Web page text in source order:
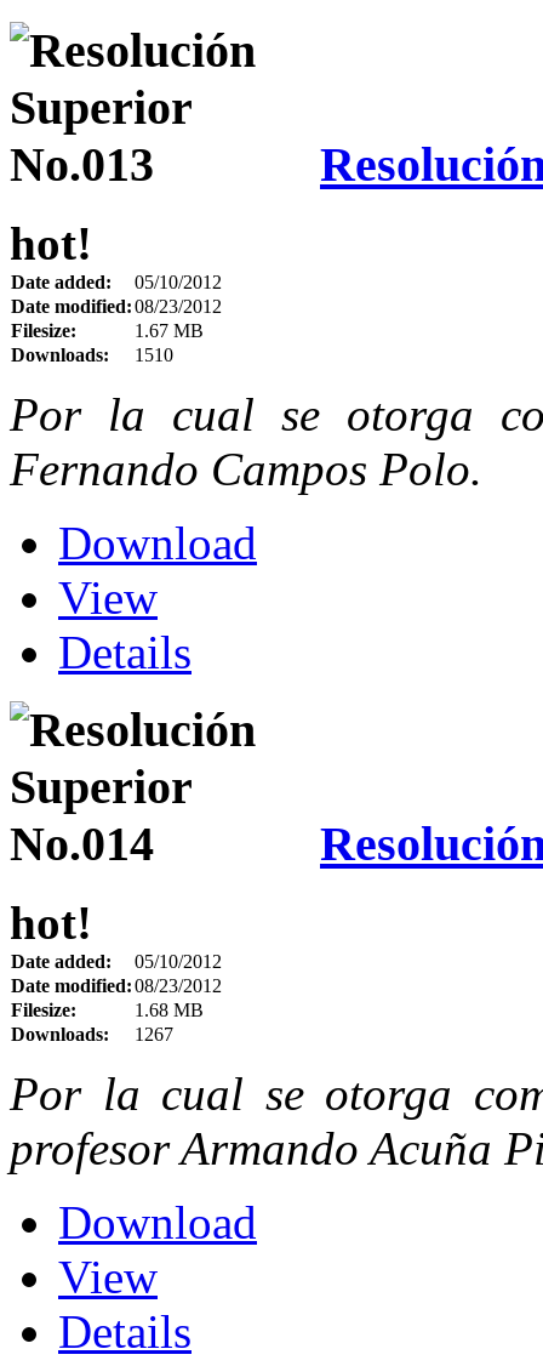
hot!
Date added:
05/10/2012
Date modified:08/23/2012
Filesize:
1.67 MB
Downloads:
1510
Por la cual se otorga
Fernando Campos Polo.
Download
View
Details
hot!
Date added:
05/10/2012
Date modified:08/23/2012
Filesize:
1.68 MB
Downloads:
1267
Por la cual se otorga
profesor Armando Acuña
Download
View
Details